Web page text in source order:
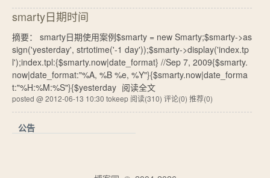
smarty日期时间
摘要： smarty日期使用案例$smarty = new Smarty;$smarty->as
sign('yesterday', strtotime('-1 day'));$smarty->display('index.tp
l');index.tpl:{$smarty.now|date_format} //Sep 7, 2009{$smarty.
now|date_format:"%A, %B %e, %Y"}{$smarty.now|date_forma
t:"%H:%M:%S"}{$yesterday 阅读全文
posted @ 2012-06-13 10:30 tokeep 阅读(310) 评论(0) 推荐(0)
公告